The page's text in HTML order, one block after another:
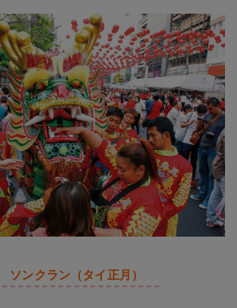
ンクラン（タイ正月）